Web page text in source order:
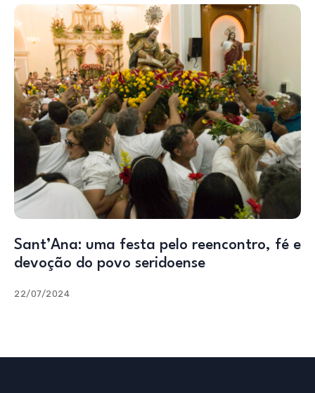
Sant’Ana: uma festa pelo reencontro, fé e
devoção do povo seridoense
22/07/2024